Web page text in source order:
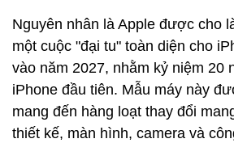
Nguyên nhân là Apple được cho
một cuộc "đại tu" toàn diện cho
vào năm 2027, nhằm kỷ niệm 20
iPhone đầu tiên. Mẫu máy này
mang đến hàng loạt thay đổi
thiết kế, màn hình, camera và